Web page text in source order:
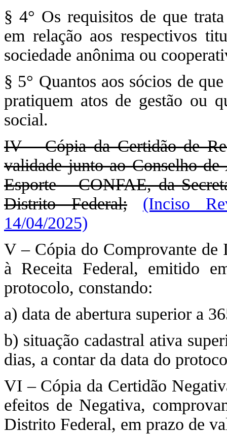
§ 4° Os requisitos de que
em relação aos respectivos
sociedade anônima ou
§ 5° Quantos aos sócios de
pratiquem atos de gestão ou
social.
IV – Cópia da Certidão de
validade junto ao Conselho
Esporte – CONFAE, da
Distrito Federal;
(Inciso
14/04/2025)
V – Cópia do Comprovante de
à Receita Federal, emitido
protocolo, constando:
a) data de abertura superior a
b) situação cadastral ativa
dias, a contar da data do
VI – Cópia da Certidão
efeitos de Negativa,
Distrito Federal, em prazo de